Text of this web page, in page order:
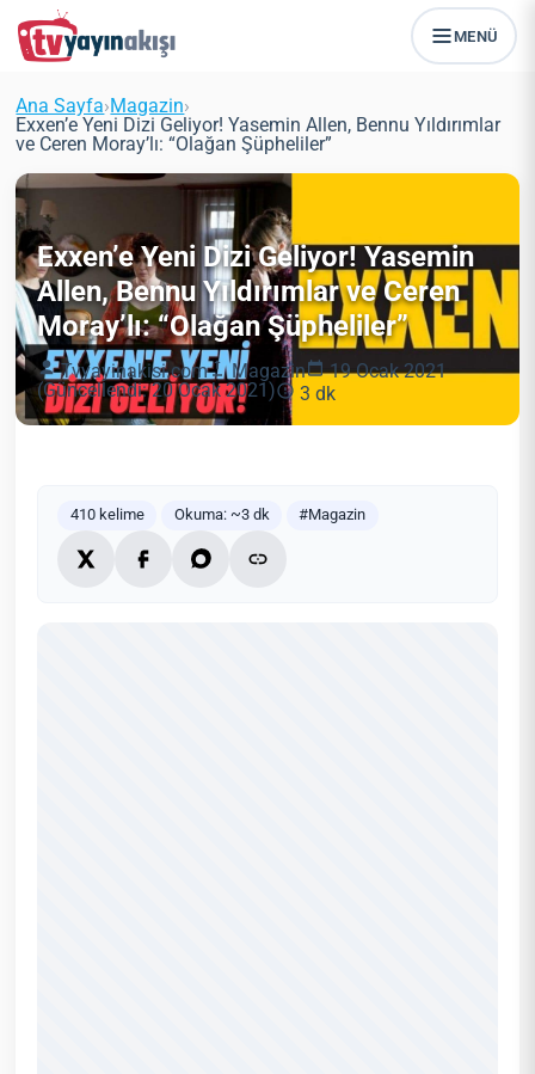
MENÜ
Ana Sayfa›Magazin›
Exxen’e Yeni Dizi Geliyor! Yasemin Allen, Bennu Yıldırımlar
ve Ceren Moray’lı: “Olağan Şüpheliler”
Exxen’e Yeni Dizi Geliyor! Yasemin
Allen, Bennu Yıldırımlar ve Ceren
Moray’lı: “Olağan Şüpheliler”
Tvyayinakisi.com Magazin
19 Ocak 2021
(Güncellendi: 20 Ocak 2021)
3 dk
410 kelime Okuma: ~3 dk #Magazin